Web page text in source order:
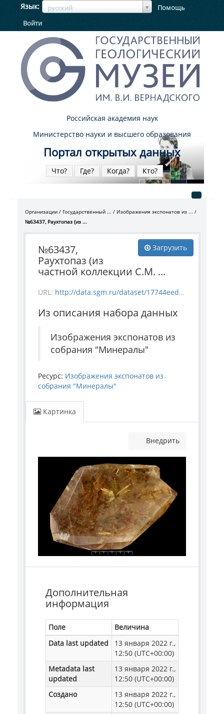
Язык русский
ЯзыкЯзык
Помощь
Войти
Российская академия наук
Министерство науки и высшего образования
Портал открытых данных
Что? Где? Когда? Кто?
Организации Государственный ...
Изображения экспонатов из ...
№63437, Раухтопаз (из ...
Загрузить
№63437,
Раухтопаз (из
частной коллекции С.М. ...
URL: http://data.sgm.ru/dataset/17744eed-27fa-4a9a-bc72-4e657fa570af/resource/ef17c28d-c2d7-447e-94b8-01283696b067/download/-63437.jpg
Из описания набора данных
Изображения экспонатов из
собрания "Минералы"
Ресурс: Изображения экспонатов из
собрания "Минералы"
Картинка
Внедрить
Дополнительная
информация
Поле
Величина
Data last updated
13 января 2022 г.,
12:50 (UTC+00:00)
Metadata last
updated
13 января 2022 г.,
12:50 (UTC+00:00)
Создано
13 января 2022 г.,
12:50 (UTC+00:00)